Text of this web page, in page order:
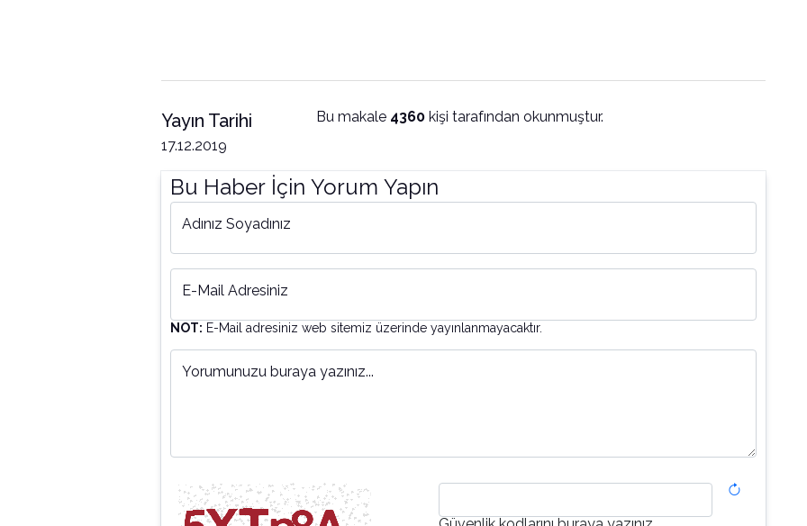
Yayın Tarihi
17.12.2019
Bu makale 4360kişi tarafından okunmuştur.
Bu Haber İçin Yorum Yapın
Adınız Soyadınız
E-Mail Adresiniz
NOT: E-Mail adresiniz web sitemiz üzerinde yayınlanmayacaktır.
Yorumunuzu buraya yazınız...